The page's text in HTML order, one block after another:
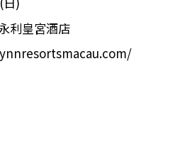
利皇宮酒店